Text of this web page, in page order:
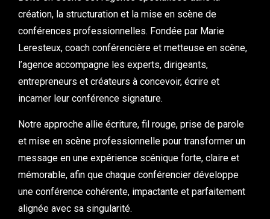
création, la structuration et la mise en scène de
conférences professionnelles. Fondée par Marie
Leresteux, coach conférencière et metteuse en scène,
l’agence accompagne les experts, dirigeants,
entrepreneurs et créateurs à concevoir, écrire et
incarner leur conférence signature.
Notre approche allie écriture, fil rouge, prise de parole
et mise en scène professionnelle pour transformer un
message en une expérience scénique forte, claire et
mémorable, afin que chaque conférencier développe
une conférence cohérente, impactante et parfaitement
alignée avec sa singularité.